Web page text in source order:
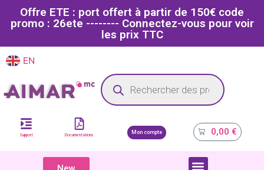
Offre ETE : port offert à partir de 150€ code
promo : 26ete -------- Connectez-vous pour voir
les prix TTC
EN
Site dédié aux professionnels de la santé
Support Documentations
Mon compte 0,00€